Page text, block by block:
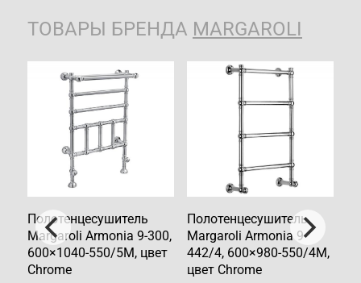
ТОВАРЫ БРЕНДА MARGAROLI
Полотенцесушитель
Margaroli Armonia 9-300,
600×1040-550/5M, цвет
Chrome
Полотенцесушитель
Margaroli Armonia 9-
442/4, 600×980-550/4M,
цвет Chrome